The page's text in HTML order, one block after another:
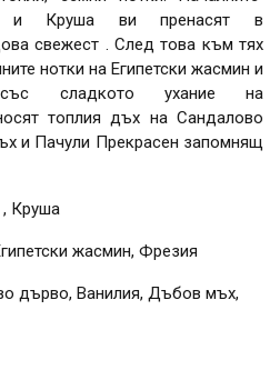
и Круша ви пренасят в
свежест . След това към тях
нотки на Египетски жасмин и
сладкото ухание на
топлия дъх на Сандалово
и Пачули Прекрасен запомнящ
Круша
жасмин, Фрезия
дърво, Ванилия, Дъбов мъх,